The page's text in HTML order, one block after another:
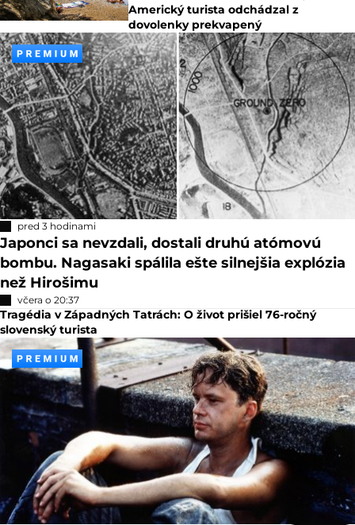
Americký turista odchádzal z
dovolenky prekvapený
pred 3 hodinami
Japonci sa nevzdali, dostali druhú atómovú
bombu. Nagasaki spálila ešte silnejšia explózia
než Hirošimu
včera o 20:37
Tragédia v Západných Tatrách: O život prišiel 76-ročný
slovenský turista